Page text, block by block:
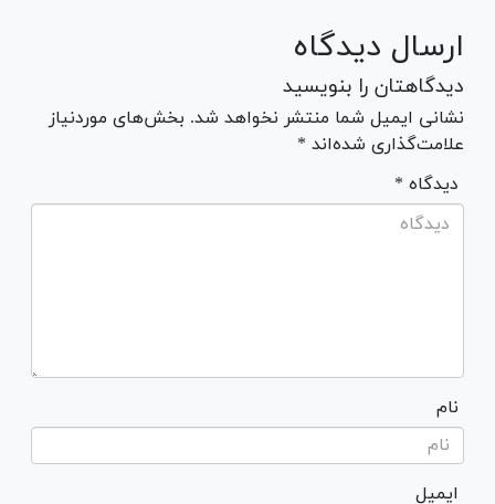
ارسال دیدگاه
دیدگاهتان را بنویسید
نشانی ایمیل شما منتشر نخواهد شد. بخش‌های موردنیاز
علامت‌گذاری شده‌اند *
* دیدگاه
نام
ایمیل